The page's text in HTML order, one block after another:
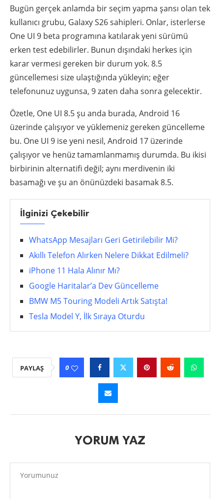
Bugün gerçek anlamda bir seçim yapma şansı olan tek
kullanıcı grubu, Galaxy S26 sahipleri. Onlar, isterlerse
One UI 9 beta programına katılarak yeni sürümü
erken test edebilirler. Bunun dışındaki herkes için
karar vermesi gereken bir durum yok. 8.5
güncellemesi size ulaştığında yükleyin; eğer
telefonunuz uygunsa, 9 zaten daha sonra gelecektir.
Özetle, One UI 8.5 şu anda burada, Android 16
üzerinde çalışıyor ve yüklemeniz gereken güncelleme
bu. One UI 9 ise yeni nesil, Android 17 üzerinde
çalışıyor ve henüz tamamlanmamış durumda. Bu ikisi
birbirinin alternatifi değil; aynı merdivenin iki
basamağı ve şu an önünüzdeki basamak 8.5.
İlginizi Çekebilir
WhatsApp Mesajları Geri Getirilebilir Mi?
Akıllı Telefon Alırken Nelere Dikkat Edilmeli?
iPhone 11 Hala Alınır Mı?
Google Haritalar’a Dev Güncelleme
BMW M5 Touring Modeli Artık Satışta!
Tesla Model Y, İlk Sıraya Oturdu
PAYLAŞ 0
YORUM YAZ